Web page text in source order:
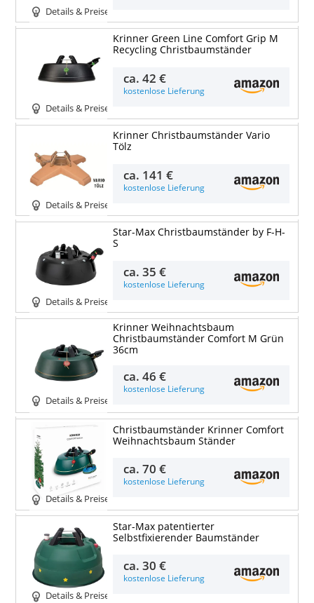
Details & Preise
Details & Preise
Krinner Green Line Comfort Grip M
Recycling Christbaumständer
ca.42 €
kostenlose Lieferung
Details & Preise
Krinner Christbaumständer Vario
Tölz
ca. 141 €
kostenlose Lieferung
Details & Preise
Star-Max Christbaumständer by F-H-
S
ca.35 €
kostenlose Lieferung
Details & Preise
Krinner Weihnachtsbaum
Christbaumständer Comfort M Grün
36cm
ca.46 €
kostenlose Lieferung
Details & Preise
Christbaumständer Krinner Comfort
Weihnachtsbaum Ständer
ca.70 €
kostenlose Lieferung
Details & Preise
Star-Max patentierter
Selbstfixierender Baumständer
ca.30 €
kostenlose Lieferung